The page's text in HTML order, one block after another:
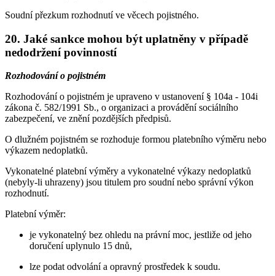
Soudní přezkum rozhodnutí ve věcech pojistného.
20. Jaké sankce mohou být uplatněny v případě
nedodržení povinností
Rozhodování o pojistném
Rozhodování o pojistném je upraveno v ustanovení § 104a - 104i
zákona č. 582/1991 Sb., o organizaci a provádění sociálního
zabezpečení, ve znění pozdějších předpisů.
O dlužném pojistném se rozhoduje formou platebního výměru nebo
výkazem nedoplatků.
Vykonatelné platební výměry a vykonatelné výkazy nedoplatků
(nebyly-li uhrazeny) jsou titulem pro soudní nebo správní výkon
rozhodnutí.
Platební výměr:
je vykonatelný bez ohledu na právní moc, jestliže od jeho
doručení uplynulo 15 dnů,
lze podat odvolání a opravný prostředek k soudu.